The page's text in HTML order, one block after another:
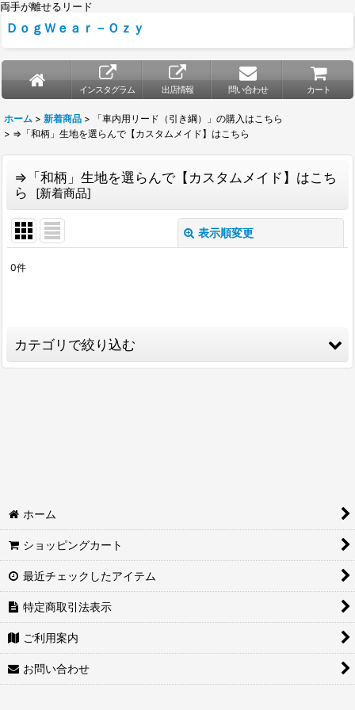
両手が離せるリード
ＤｏｇＷｅａｒ－Ｏｚｙ
インスタグラム 出店情報 問い合わせ カート
ホーム > 新着商品 >
「車内用リード（引き綱）」の購入はこちら
> ⇒「和柄」生地を選らんで【カスタムメイド】はこちら
⇒「和柄」生地を選らんで【カスタムメイド】はこち
ら
[新着商品]
表示順変更
絞り込む
0件
カテゴリで絞り込む
⇒「迷彩柄・国旗柄」生地を選らんで【カスタムメイド】は
こちら
⇒「ボーダー柄・チェック柄」生地を選らんで【カスタムメ
イド】はこちら
⇒「その他の柄」生地を選らんで【カスタムメイド】はこち
ら
⇒★カスタムメイドしない商品はこちら
ホーム
ショッピングカート
最近チェックしたアイテム
特定商取引法表示
ご利用案内
お問い合わせ